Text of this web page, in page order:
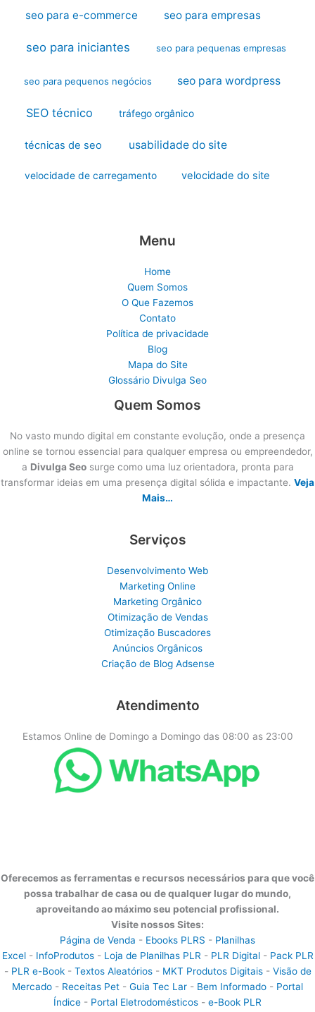
seo para e-commerce seo para empresas
seo para iniciantes seo para pequenas empresas
seo para pequenos negócios seo para wordpress
SEO técnico tráfego orgânico
técnicas de seo usabilidade do site
velocidade de carregamento velocidade do site
Menu
Home
Quem Somos
O Que Fazemos
Contato
Política de privacidade
Blog
Mapa do Site
Glossário Divulga Seo
Quem Somos
No vasto mundo digital em constante evolução, onde a presença
online se tornou essencial para qualquer empresa ou empreendedor,
a Divulga Seosurge como uma luz orientadora, pronta para
transformar ideias em uma presença digital sólida e impactante. Veja
Mais…
Serviços
Desenvolvimento Web
Marketing Online
Marketing Orgânico
Otimização de Vendas
Otimização Buscadores
Anúncios Orgânicos
Criação de Blog Adsense
Atendimento
Estamos Online de Domingo a Domingo das 08:00 as 23:00
Oferecemos as ferramentas e recursos necessários para que você
possa trabalhar de casa ou de qualquer lugar do mundo,
aproveitando ao máximo seu potencial profissional.
Visite nossos Sites:
Página de Venda - Ebooks PLRS - Planilhas
Excel- InfoProdutos- Loja de Planilhas PLR - PLR Digital- Pack PLR
- PLR e-Book- Textos Aleatórios- MKT Produtos Digitais- Visão de
Mercado - Receitas Pet - Guia Tec Lar - Bem Informado - Portal
Índice - Portal Eletrodomésticos - e-Book PLR